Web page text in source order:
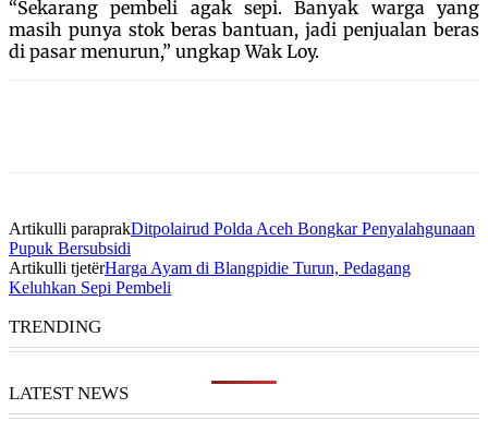
“Sekarang pembeli agak sepi. Banyak warga yang
masih punya stok beras bantuan, jadi penjualan beras
di pasar menurun,” ungkap Wak Loy.
Artikulli paraprakDitpolairud Polda Aceh Bongkar Penyalahgunaan
Pupuk Bersubsidi
Artikulli tjetërHarga Ayam di Blangpidie Turun, Pedagang
Keluhkan Sepi Pembeli
TRENDING
LATEST NEWS